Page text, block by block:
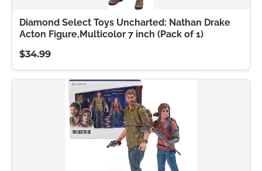
Diamond Select Toys Uncharted: Nathan Drake
Acton Figure,Multicolor 7 inch (Pack of 1)
$34.99